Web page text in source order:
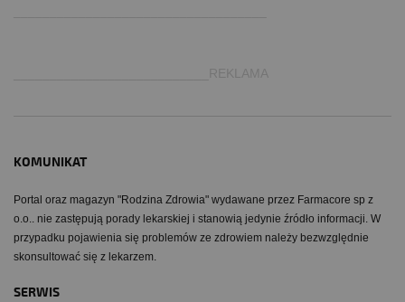
___________________________REKLAMA
KOMUNIKAT
Portal oraz magazyn "Rodzina Zdrowia" wydawane przez Farmacore sp z
o.o.. nie zastępują porady lekarskiej i stanowią jedynie źródło informacji. W
przypadku pojawienia się problemów ze zdrowiem należy bezwzględnie
skonsultować się z lekarzem.
SERWIS